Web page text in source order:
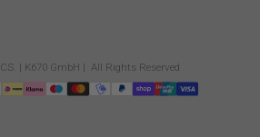
. | K670 GmbH | All Rights Reserved